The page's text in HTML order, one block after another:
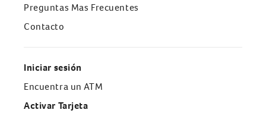
Preguntas Mas Frecuentes
Contacto
Iniciar sesión
Encuentra un ATM
Activar Tarjeta